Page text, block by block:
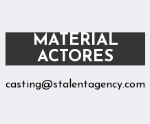
MATERIAL
ACTORES
casting@stalentagency.com